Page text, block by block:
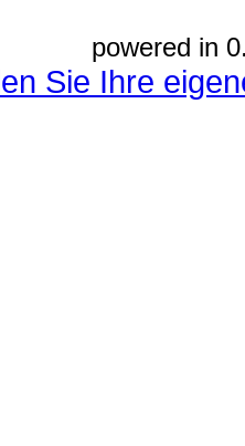
powered in
Sie Ihre